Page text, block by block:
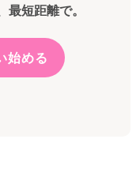
短距離で。
始める